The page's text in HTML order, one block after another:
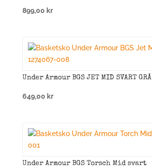
899,00 kr
Under Armour BGS JET MID SVART GRÅ
649,00 kr
Under Armour BGS Torsch Mid svart